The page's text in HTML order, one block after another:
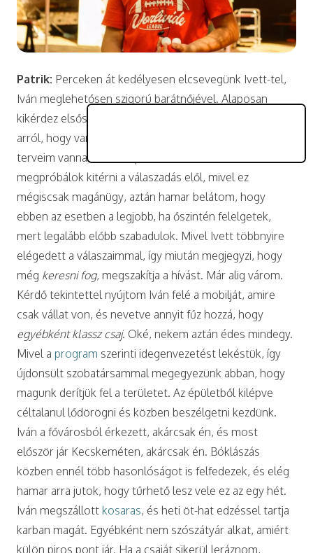
Patrik: Perceken át kedélyesen elcsevegünk Ivett-tel,
Iván meglehetősen szigorú barátnőjével. Alaposan
kikérdez elsősorban az ismerkedési szokásaimról és
arról, hogy van-e állandó barátnőm, illetve hogy milyen
terveim vannak ezzel kapcsolatban. Eleinte
megpróbálok kitérni a válaszadás elől, mivel ez
mégiscsak magánügy, aztán hamar belátom, hogy
ebben az esetben a legjobb, ha őszintén felelgetek,
mert legalább előbb szabadulok. Mivel Ivett többnyire
elégedett a válaszaimmal, így miután megjegyzi, hogy
még keresni fog, megszakítja a hívást. Már alig várom.
Kérdő tekintettel nyújtom Iván felé a mobilját, amire
csak vállat von, és nevetve annyit fűz hozzá, hogy
egyébként klassz csaj. Oké, nekem aztán édes mindegy.
Mivel a program szerinti idegenvezetést lekéstük, így
újdonsült szobatársammal megegyezünk abban, hogy
magunk derítjük fel a területet. Az épületből kilépve
céltalanul lődörögni és közben beszélgetni kezdünk.
Iván a fővárosból érkezett, akárcsak én, és most
először jár Kecskeméten, akárcsak én. Bóklászás
közben ennél több hasonlóságot is felfedezek, és elég
hamar arra jutok, hogy tűrhető lesz vele ez az egy hét.
Iván megszállott kosaras, és heti öt-hat edzéssel tartja
karban magát. Egyébként nem szószátyár alkat, amiért
külön piros pont jár. Ha a csaját sikerül leráznom,